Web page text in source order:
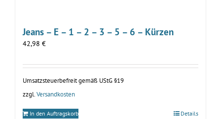
Jeans – E – 1 – 2 – 3 – 5 – 6 – Kürzen
42,98 €
Umsatzsteuerbefreit gemäß UStG §19
zzgl. Versandkosten
In den Auftragskorb Details